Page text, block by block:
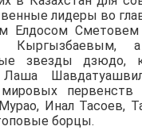
лидеры во
Елдосом
Кыргызбаевым,
звезды дзюдо,
Лаша
Инал Тасоев,
борцы.